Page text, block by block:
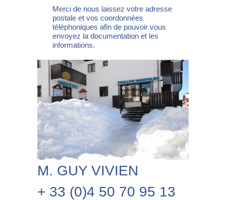
Merci de nous laissez votre adresse
postale et vos coordonnées
téléphoniques afin de pouvoir vous
envoyez la documentation et les
informations.
M. GUY VIVIEN
+ 33 (0)4 50 70 95 13